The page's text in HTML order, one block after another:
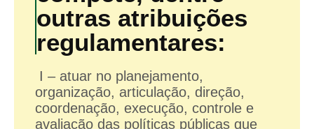
outras atribuições
regulamentares:
I – atuar no planejamento,
organização, articulação, direção,
coordenação, execução, controle e
avaliação das políticas públicas que